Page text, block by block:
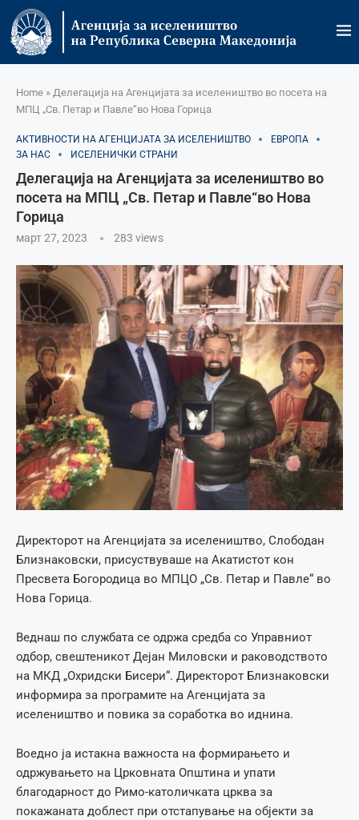
Home » Делегација на Агенцијата за иселеништво во посета на
МПЦ „Св. Петар и Павле“во Нова Горица
АКТИВНОСТИ НА АГЕНЦИЈАТА ЗА ИСЕЛЕНИШТВО
ЕВРОПА
ЗА НАС
ИСЕЛЕНИЧКИ СТРАНИ
Делегација на Агенцијата за иселеништво во
посета на МПЦ „Св. Петар и Павле“во Нова
Горица
март 27, 2023 283 views
Директорот на Агенцијата за иселеништво, Слободан
Близнаковски, присуствуваше на Акатистот кон
Пресвета Богородица во МПЦО „Св. Петар и Павле“ во
Нова Горица.
Веднаш по службата се одржа средба со Управниот
одбор, свештеникот Дејан Миловски и раководството
на МКД „Охридски Бисери“. Директорот Близнаковски
информира за програмите на Агенцијата за
иселеништво и повика за соработка во иднина.
Воедно ја истакна важноста на формирањето и
одржувањето на Црковната Општина и упати
благодарност до Римо-католичката црква за
покажаната доблест при отстапување на објекти за